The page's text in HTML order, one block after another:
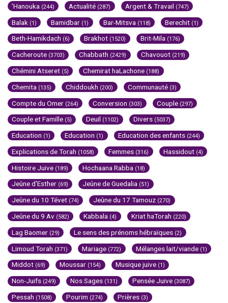
'Hanouka (244) Actualité (287) Argent & Travail (747)
Balak (1) Bamidbar (1) Bar-Mitsva (118) Berechit (1)
Beth-Hamikdach (6) Brakhot (1520) Brit-Mila (176)
Cacheroute (3703) Chabbath (2429) Chavouot (219)
Chémini Atseret (5) Chemirat haLachone (188)
Chemita (135) Chiddoukh (200) Communauté (3)
Compte du Omer (264) Conversion (303) Couple (297)
Couple et Famille (5) Deuil (1102) Divers (5037)
Education (1) Education (1) Education des enfants (244)
Explications de Torah (1058) Femmes (316) Hassidout (4)
Histoire Juive (189) Hochaana Rabba (18)
Jeûne d'Esther (69) Jeûne de Guedalia (51)
Jeûne du 10 Tévet (74) Jeûne du 17 Tamouz (270)
Jeûne du 9 Av (582) Kabbala (4) Kriat haTorah (220)
Lag Baomer (29) Le sens des prénoms hébraïques (2)
Limoud Torah (371) Mariage (772) Mélanges lait/viande (1)
Middot (69) Moussar (154) Musique juive (1)
Non-Juifs (249) Nos Sages (131) Pensée Juive (3087)
Pessah (1508) Pourim (274) Prières (3)